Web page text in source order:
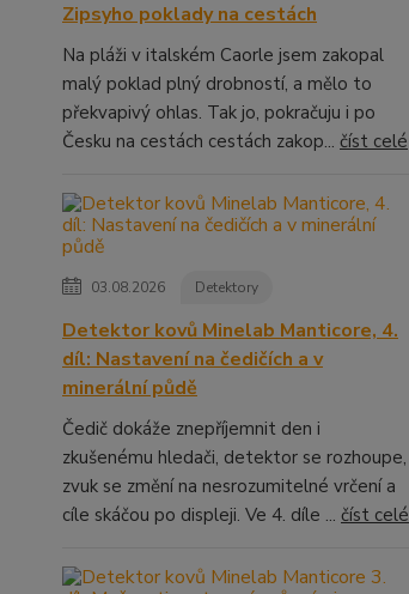
Zipsyho poklady na cestách
Na pláži v italském Caorle jsem zakopal
malý poklad plný drobností, a mělo to
překvapivý ohlas. Tak jo, pokračuju i po
Česku na cestách cestách zakop... číst celé
03.08.2026 Detektory
Detektor kovů Minelab Manticore, 4.
díl: Nastavení na čedičích a v
minerální půdě
Čedič dokáže znepříjemnit den i
zkušenému hledači, detektor se rozhoupe,
zvuk se změní na nesrozumitelné vrčení a
cíle skáčou po displeji. Ve 4. díle ... číst celé